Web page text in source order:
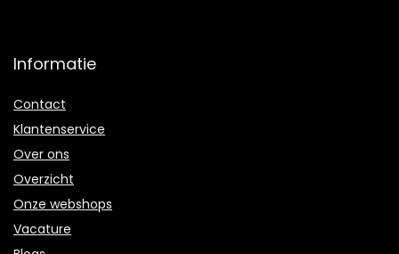
Informatie
Contact
Klantenservice
Over ons
Overzicht
Onze webshops
Vacature